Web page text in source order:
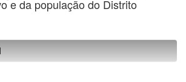
e da população do Distrito